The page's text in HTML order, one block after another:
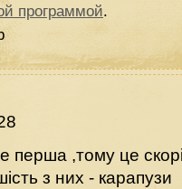
программой.
перша ,тому це
з них - карапузи